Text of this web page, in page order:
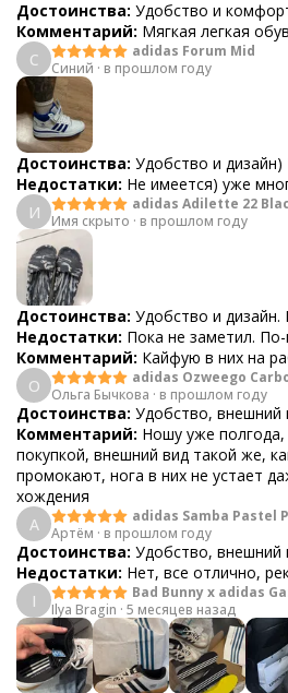
Достоинства: Удобство и
Комментарий: Мягкая легкая
С
adidas Forum Mid
Синий · в прошлом году
Достоинства: Удобство и
Недостатки: Не имеется) уже
И
adidas Adilette 22
Имя скрыто · в прошлом году
Достоинства: Удобство и
Недостатки: Пока не заметил.
Комментарий: Кайфую в них на
О
adidas Ozweego
Ольга Бычкова · в прошлом году
Достоинства: Удобство, внешний
Комментарий: Ношу уже
покупкой, внешний вид такой же,
промокают, нога в них не устает
хождения
А
adidas Samba Pastel
Артём · в прошлом году
Достоинства: Удобство, внешний
Недостатки: Нет, все отлично,
I
Bad Bunny x adidas
Ilya Bragin · 5 месяцев назад